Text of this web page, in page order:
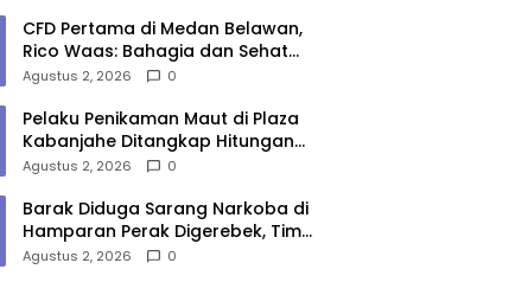
CFD Pertama di Medan Belawan,
Rico Waas: Bahagia dan Sehat
Harus Menjangkau Seluruh Sudut
Agustus 2, 2026 0
Pelaku Penikaman Maut di Plaza
Kabanjahe Ditangkap Hitungan
Menit, Polisi Dalami Motif
Agustus 2, 2026 0
Barak Diduga Sarang Narkoba di
Hamparan Perak Digerebek, Tim
Gabungan Musnahkan Lokasi
Agustus 2, 2026 0